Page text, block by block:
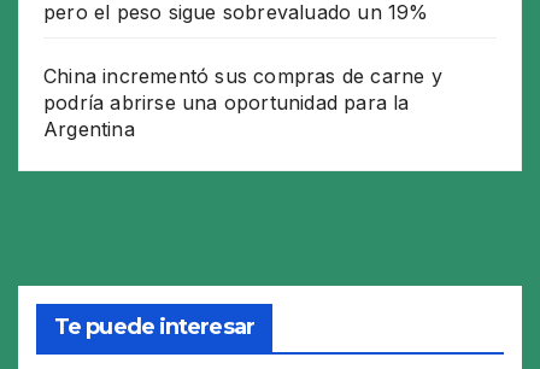
pero el peso sigue sobrevaluado un 19%
China incrementó sus compras de carne y
podría abrirse una oportunidad para la
Argentina
Te puede interesar